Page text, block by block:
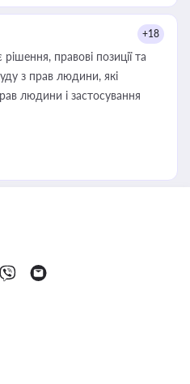
+18
правові позиції та
з прав людини, які
людини і застосування